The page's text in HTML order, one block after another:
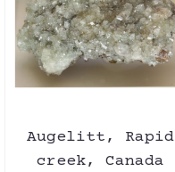
Augelitt, Rapid
creek, Canada